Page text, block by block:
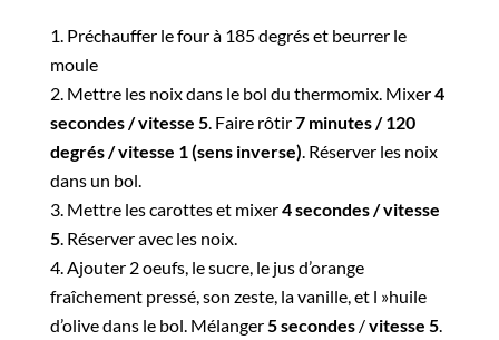
Préchauffer le four à 185 degrés et beurrer le
moule
Mettre les noix dans le bol du thermomix. Mixer4
secondes / vitesse 5. Faire rôtir7 minutes / 120
degrés / vitesse 1 (sens inverse). Réserver les noix
dans un bol.
Mettre les carottes et mixer4 secondes / vitesse
5. Réserver avec les noix.
Ajouter 2 oeufs, le sucre, le jus d’orange
fraîchement pressé, son zeste, la vanille, et l »huile
d’olive dans le bol. Mélanger5 secondes /vitesse 5.